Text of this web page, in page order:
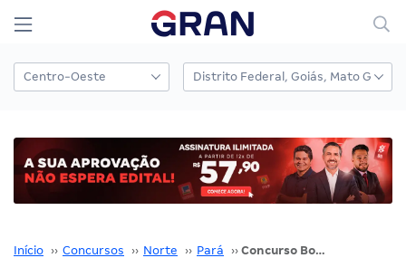
Início ›› Concursos ›› Norte ›› Pará ›› Concurso Bombeiros Pará 2015: 335 vagas para nível médio e superior! Banca definida e até R$ 4.723,67!